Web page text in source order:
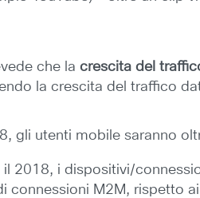
che lacrescita del
la crescita del traffico
gli utenti mobile saranno
il 2018, i dispositivi/
connessioni M2M, rispetto